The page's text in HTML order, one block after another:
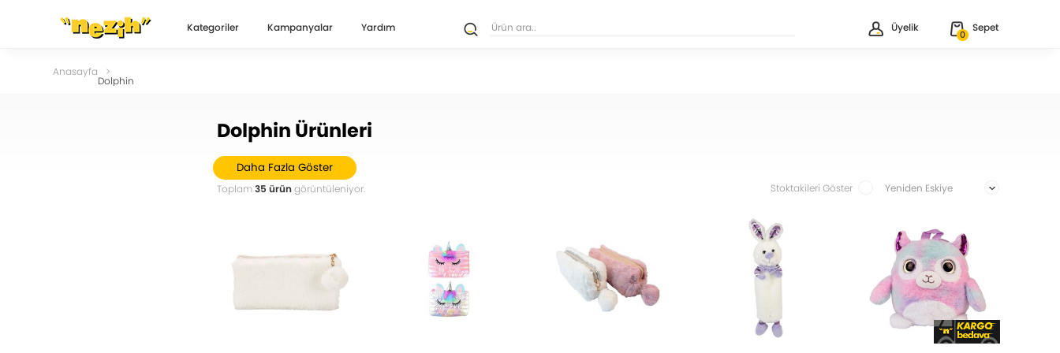
Kategoriler Kampanyalar Yardım Üyelik
0
Sepet
Anasayfa
Dolphin
Dolphin Ürünleri
Daha Fazla Göster
Toplam35 ürüngörüntüleniyor. Stoktakileri Göster